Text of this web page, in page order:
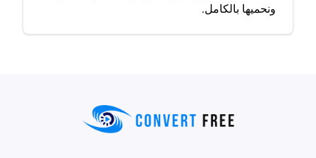
ونحميها بالكامل.